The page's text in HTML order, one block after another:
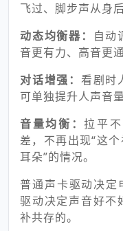
飞过、脚步声从身
动态均衡器：
自动
音更有力、高音更通
对话增强： 看剧时
可单独提升人声音量
音量均衡： 拉平
差，不再出现“这
耳朵”的情况。
普通声卡驱动决
驱动决定声音好不
补共存的。